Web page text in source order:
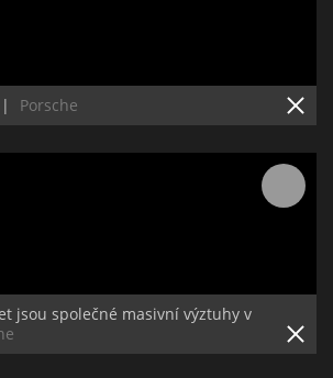
| Porsche
jsou společné masivní výztuhy v